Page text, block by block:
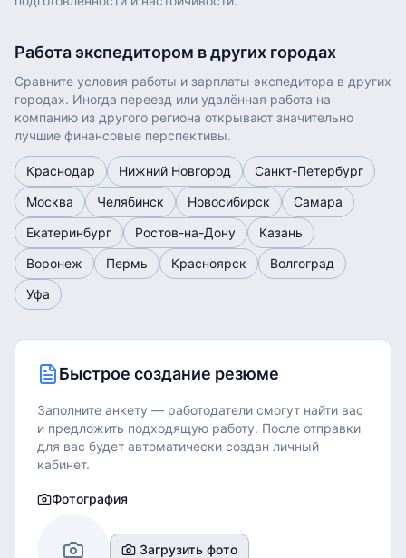
Работа экспедитором в других городах
Сравните условия работы и зарплаты экспедитора в других
городах. Иногда переезд или удалённая работа на
компанию из другого региона открывают значительно
лучшие финансовые перспективы.
Краснодар Нижний Новгород
Санкт-Петербург
Москва
Челябинск Новосибирск
Самара
Екатеринбург
Ростов-на-Дону
Казань
Воронеж
Пермь Красноярск
Волгоград
Уфа
Быстрое создание резюме
Заполните анкету — работодатели смогут найти вас
и предложить подходящую работу. После отправки
для вас будет автоматически создан личный
кабинет.
Фотография
Загрузить фото